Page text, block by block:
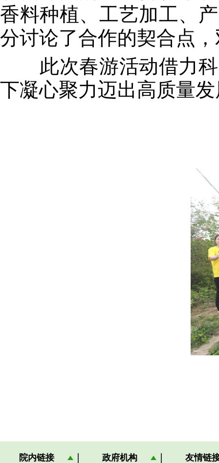
香料种植、工艺加工、
分讨论了合作的契合点
此次春游活动借力科
下凝心聚力迈出高质量
院内链接 政府机构 友情链